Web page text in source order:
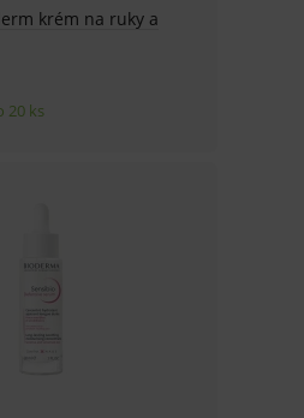
krém na ruky a
20 ks